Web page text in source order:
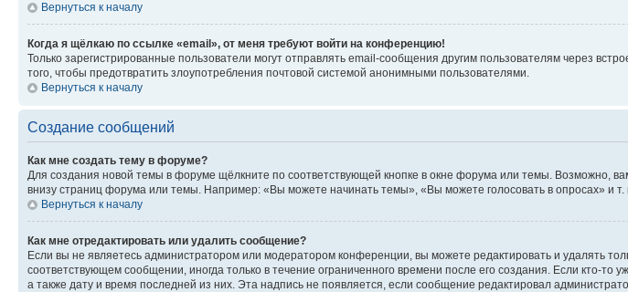
Вернуться к началу
Когда я щёлкаю по ссылке «email», от меня требуют войти на конференцию!
Только зарегистрированные пользователи могут отправлять email-сообщения другим пользователям через
того, чтобы предотвратить злоупотребления почтовой системой анонимными пользователями.
Вернуться к началу
Создание сообщений
Как мне создать тему в форуме?
Для создания новой темы в форуме щёлкните по соответствующей кнопке в окне форума или темы. Возможно,
внизу страниц форума или темы. Например: «Вы можете начинать темы», «Вы можете голосовать в опросах» и т.
Вернуться к началу
Как мне отредактировать или удалить сообщение?
Если вы не являетесь администратором или модератором конференции, вы можете редактировать и удалять
соответствующем сообщении, иногда только в течение ограниченного времени после его создания. Если кто-
а также дату и время последней из них. Эта надпись не появляется, если сообщение редактировал